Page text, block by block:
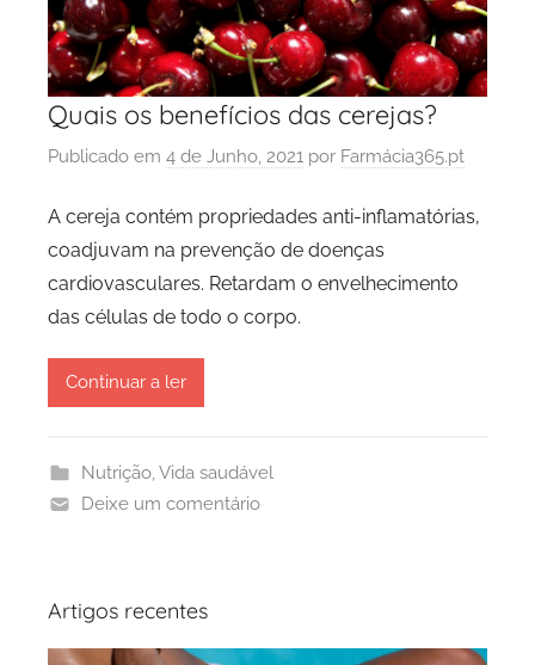
Quais os benefícios das cerejas?
Publicado em 4 de Junho, 2021 por Farmácia365.pt
A cereja contém propriedades anti-inflamatórias,
coadjuvam na prevenção de doenças
cardiovasculares. Retardam o envelhecimento
das células de todo o corpo.
Continuar a ler
Nutrição, Vida saudável
Deixe um comentário
Artigos recentes